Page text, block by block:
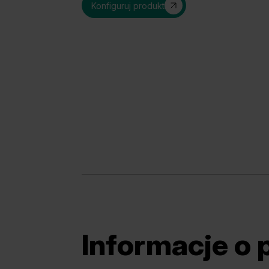
Konfiguruj produkt
Informacje o